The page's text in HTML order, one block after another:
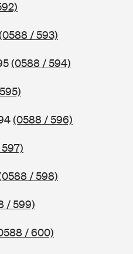
/ 593)
(0588 / 594)
(0588 / 596)
/ 598)
/ 599)
/ 600)